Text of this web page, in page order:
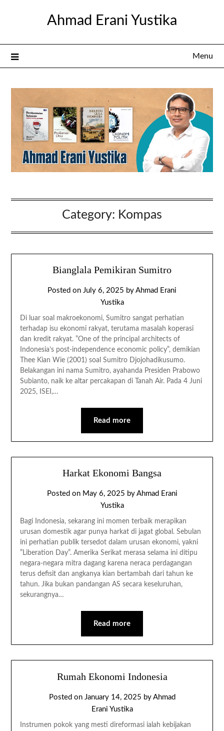
Ahmad Erani Yustika
Menu
Category: Kompas
Bianglala Pemikiran Sumitro
Posted on July 6, 2025 by Ahmad Erani
Yustika
Di luar soal makroekonomi, Sumitro sangat perhatian
terhadap isu ekonomi rakyat, terutama masalah koperasi
dan kredit rakyat. ”One of the principal architects of
Indonesia’s post-independence economic policy”, demikian
Thee Kian Wie (2001) soal Sumitro Djojohadikusumo.
Belakangan ini nama Sumitro, ayahanda Presiden Prabowo
Subianto, naik ke altar percakapan di Tanah Air. Pada 4 Juni
2025, ISEI,…
Read more
Harkat Ekonomi Bangsa
Posted on May 6, 2025 by Ahmad Erani
Yustika
Bagi Indonesia, sekarang ini momen terbaik merapikan
urusan domestik agar punya harkat di jagat global. Sebulan
ini perhatian publik tersedot dalam urusan ekonomi, yakni
”Liberation Day”. Amerika Serikat merasa selama ini ditipu
negara-negara mitra dagang karena neraca perdagangan
terus defisit dan angkanya kian bertambah dari tahun ke
tahun. Jika bukan pandangan AS secara keseluruhan,
sekurangnya…
Read more
Rumah Ekonomi Indonesia
Posted on January 14, 2025 by Ahmad
Erani Yustika
Instrumen pokok yang mesti direformasi ialah kebijakan